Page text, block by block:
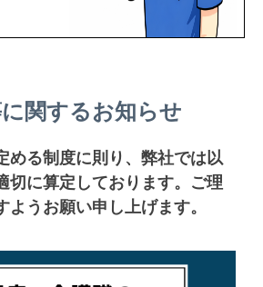
関するお知らせ
める制度に則り、弊社では以
切に算定しております。ご理
ようお願い申し上げます。